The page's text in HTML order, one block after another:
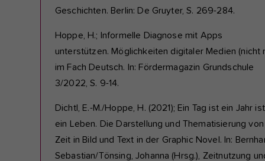
Geschichten. Berlin: De Gruyter, S. 269-284.
Hoppe, H.; Informelle Diagnose mit Apps
unterstützen. Möglichkeiten digitaler Medien (nicht
im Fach Deutsch. In: Fördermagazin Grundschule
3/2022, S. 9-14.
Dichtl, E.-M./Hoppe, H. (2021); Ein Tag ist ein Jahr ist
ein Leben. Die Darstellung und Thematisierung von
Zeit in Bild und Text in der Graphic Novel. In:
Sebastian/Tönsing, Johanna (Hrsg.), Zeitnutzung